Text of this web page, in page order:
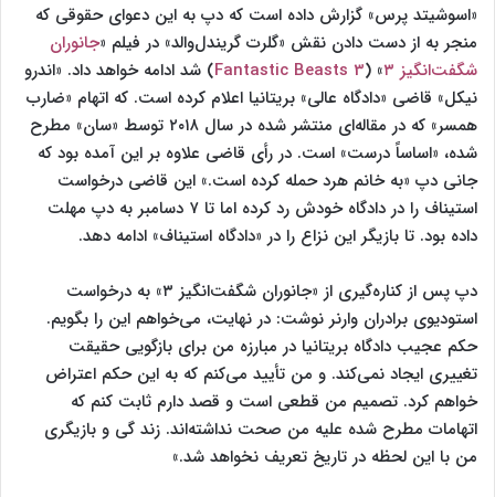
«اسوشیتد پرس» گزارش داده است که دپ به این دعوای حقوقی که
منجر به از دست دادن نقش «گلرت گریندل‌والد» در فیلم «جانوران
شگفت‌انگیز ۳
» (
Fantastic Beasts 3) شد ادامه خواهد داد. «اندرو
نیکل» قاضی «دادگاه عالی» بریتانیا اعلام کرده است. که اتهام «ضارب
همسر» که در مقاله‌ای منتشر شده در سال ۲۰۱۸ توسط «سان» مطرح
شده، «اساساً درست» است. در رأی قاضی علاوه بر این آمده بود که
جانی دپ «به خانم هرد حمله کرده است.» این قاضی درخواست
استیناف را در دادگاه خودش رد کرده اما تا ۷ دسامبر به دپ مهلت
داده بود. تا بازیگر این نزاع را در «دادگاه استیناف» ادامه دهد.
دپ پس از کناره‌گیری از «جانوران شگفت‌انگیز ۳» به درخواست
استودیوی برادران وارنر نوشت: در نهایت، می‌خواهم این را بگویم.
حکم عجیب دادگاه بریتانیا در مبارزه من برای بازگویی حقیقت
تغییری ایجاد نمی‌کند. و من تأیید می‌کنم که به این حکم اعتراض
خواهم کرد. تصمیم من قطعی است و قصد دارم ثابت کنم که
اتهامات مطرح شده علیه من صحت نداشته‌اند. زند گی و بازیگری
من با این لحظه در تاریخ تعریف نخواهد شد.»